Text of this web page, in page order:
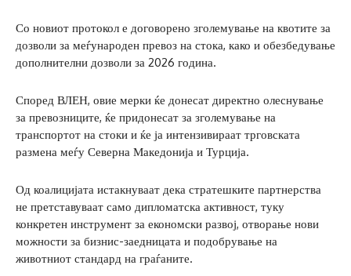
Со новиот протокол е договорено зголемување на квотите за
дозволи за меѓународен превоз на стока, како и обезбедување
дополнителни дозволи за 2026 година.
Според ВЛЕН, овие мерки ќе донесат директно олеснување
за превозниците, ќе придонесат за зголемување на
транспортот на стоки и ќе ја интензивираат трговската
размена меѓу Северна Македонија и Турција.
Од коалицијата истакнуваат дека стратешките партнерства
не претставуваат само дипломатска активност, туку
конкретен инструмент за економски развој, отворање нови
можности за бизнис-заедницата и подобрување на
животниот стандард на граѓаните.